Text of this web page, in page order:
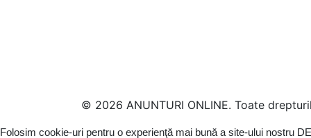
© 2026 ANUNTURI ONLINE. Toate
Folosim cookie-uri pentru o experienţă mai bună a site-ului nostru